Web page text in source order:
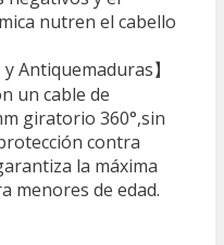
nutren el cabello
Antiquemaduras】
un cable de
giratorio 360°,sin
contra
la máxima
menores de edad.